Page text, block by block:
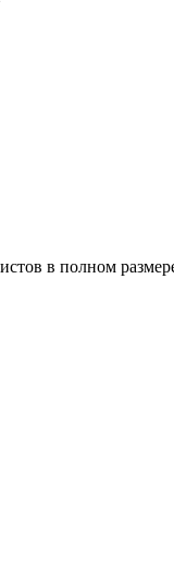
в полном